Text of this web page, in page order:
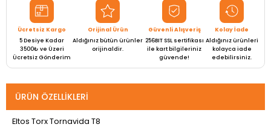
Ücretsiz Kargo
5 Desiye Kadar
3500₺ ve Üzeri
Ücretsiz Gönderim
Orijinal Ürün
Aldığınız bütün ürünler
orijinaldir.
Güvenli Alışveriş
256BIT SSL sertifikası
ile kart bilgileriniz
güvende!
Kolay İade
Aldığınız ürünleri
kolayca iade
edebilirsiniz.
ÜRÜN ÖZELLIKLERI
Eltos Torx Tornavida T8